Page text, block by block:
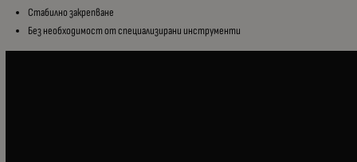
Стабилно закрепване
Без необходимост от специализирани инструменти